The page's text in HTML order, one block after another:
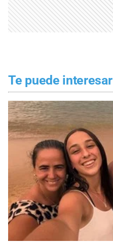
Te puede interesar